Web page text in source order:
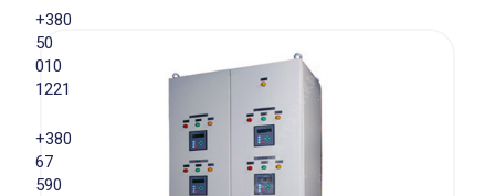
+380
50
010
1221
+380
67
590